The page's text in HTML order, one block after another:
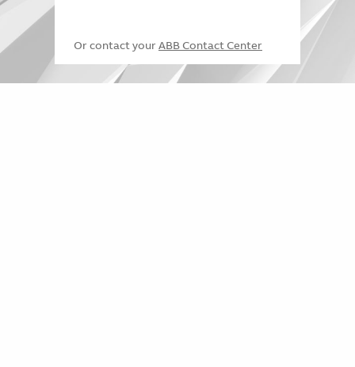
Or contact your ABB Contact Center